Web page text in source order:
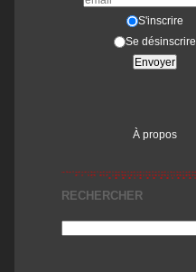
S'inscrire
Se désinscrire
À propos
RECHERCHER